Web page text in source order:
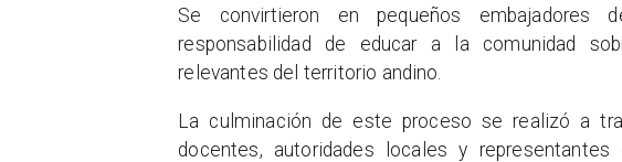
Se convirtieron en pequeños embajadores
responsabilidad de educar a la comunidad
relevantes del territorio andino.
La culminación de este proceso se realizó a
docentes, autoridades locales y